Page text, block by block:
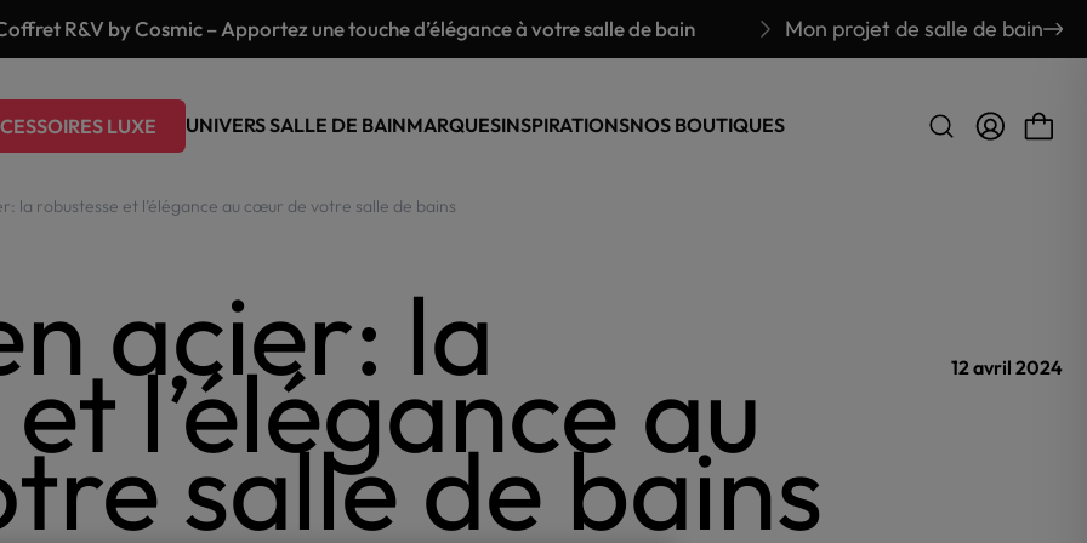
R&V by Cosmic – Apportez une touche d’élégance à votre salle de bain E-
Mon projet de salle de bain
LUXE UNIVERS SALLE DE BAINMARQUESINSPIRATIONSNOS BOUTIQUES
la robustesse et l’élégance au cœur de votre salle de bains
acier: la
l’élégance au
salle de bains
12 avril 2024